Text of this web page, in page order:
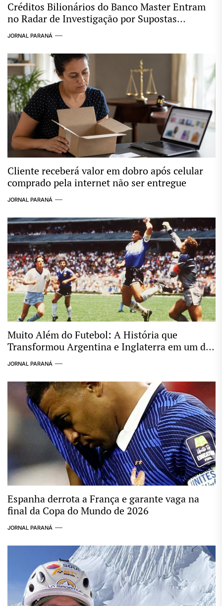
Créditos Bilionários do Banco Master Entram
no Radar de Investigação por Supostas
Ligações com Esquema Criminoso
JORNAL PARANÁ
Cliente receberá valor em dobro após celular
comprado pela internet não ser entregue
JORNAL PARANÁ
Muito Além do Futebol: A História que
Transformou Argentina e Inglaterra em um dos
Maiores Clássicos das Copas
JORNAL PARANÁ
Espanha derrota a França e garante vaga na
final da Copa do Mundo de 2026
JORNAL PARANÁ